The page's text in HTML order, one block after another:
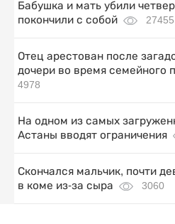
Бабушка и мать убили
покончили с собой
27455
Отец арестован после
дочери во время семейного
4978
На одном из самых
Астаны вводят ограничения
Скончался мальчик, почти
в коме из-за сыра
3060